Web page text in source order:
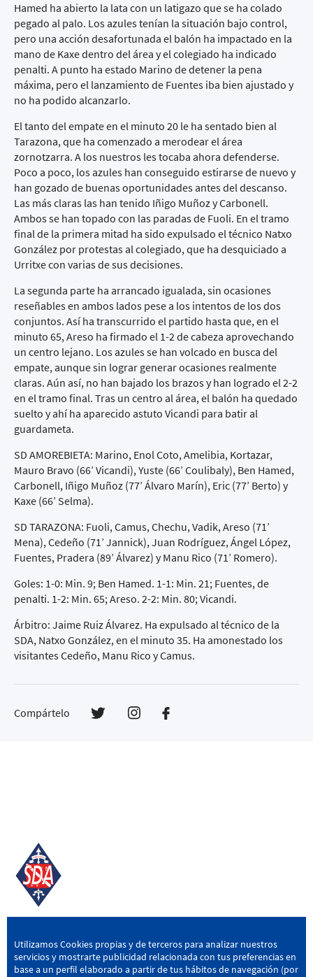
Hamed ha abierto la lata con un latigazo que se ha colado
pegado al palo. Los azules tenían la situación bajo control,
pero una acción desafortunada el balón ha impactado en la
mano de Kaxe dentro del área y el colegiado ha indicado
penalti. A punto ha estado Marino de detener la pena
máxima, pero el lanzamiento de Fuentes iba bien ajustado y
no ha podido alcanzarlo.
El tanto del empate en el minuto 20 le ha sentado bien al
Tarazona, que ha comenzado a merodear el área
zornotzarra. A los nuestros les tocaba ahora defenderse.
Poco a poco, los azules han conseguido estirarse de nuevo y
han gozado de buenas oportunidades antes del descanso.
Las más claras las han tenido Iñigo Muñoz y Carbonell.
Ambos se han topado con las paradas de Fuoli. En el tramo
final de la primera mitad ha sido expulsado el técnico Natxo
González por protestas al colegiado, que ha desquiciado a
Urritxe con varias de sus decisiones.
La segunda parte ha arrancado igualada, sin ocasiones
reseñables en ambos lados pese a los intentos de los dos
conjuntos. Así ha transcurrido el partido hasta que, en el
minuto 65, Areso ha firmado el 1-2 de cabeza aprovechando
un centro lejano. Los azules se han volcado en busca del
empate, aunque sin lograr generar ocasiones realmente
claras. Aún así, no han bajado los brazos y han logrado el 2-2
en el tramo final. Tras un centro al área, el balón ha quedado
suelto y ahí ha aparecido astuto Vicandi para batir al
guardameta.
SD AMOREBIETA: Marino, Enol Coto, Amelibia, Kortazar,
Mauro Bravo (66’ Vicandi), Yuste (66’ Coulibaly), Ben Hamed,
Carbonell, Iñigo Muñoz (77’ Álvaro Marín), Eric (77’ Berto) y
Kaxe (66’ Selma).
SD TARAZONA: Fuoli, Camus, Chechu, Vadik, Areso (71’
Mena), Cedeño (71’ Jannick), Juan Rodríguez, Ángel López,
Fuentes, Pradera (89’ Álvarez) y Manu Rico (71’ Romero).
Goles: 1-0: Min. 9; Ben Hamed. 1-1: Min. 21; Fuentes, de
penalti. 1-2: Min. 65; Areso. 2-2: Min. 80; Vicandi.
Árbitro: Jaime Ruiz Álvarez. Ha expulsado al técnico de la
SDA, Natxo González, en el minuto 35. Ha amonestado los
visitantes Cedeño, Manu Rico y Camus.
Compártelo
SD AMOREBIETA
San Miguel Kalea, 16, 48340 Amorebieta, Bizkaia
Utilizamos Cookies propias y de terceros para analizar nuestros
servicios y mostrarte publicidad relacionada con tus preferencias en
base a un perfil elaborado a partir de tus hábitos de navegación (por